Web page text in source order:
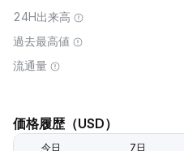
24H出来高
過去最高値
流通量
価格履歴（USD）
今日 7日